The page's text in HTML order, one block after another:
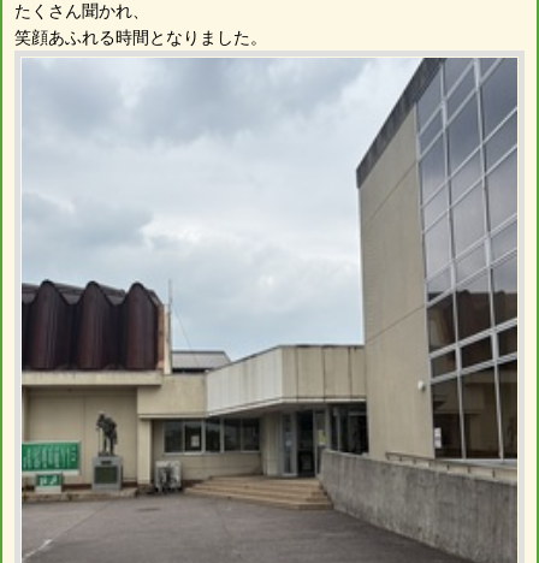
たくさん聞かれ、
笑顔あふれる時間となりました。